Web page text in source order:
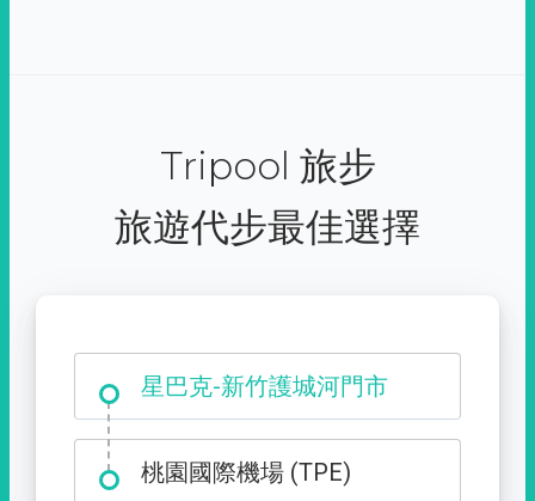
Tripool 旅步
旅遊代步最佳選擇
星巴克-新竹護城河門市
大霸尖山登山口
桃園國際機場 (TPE)